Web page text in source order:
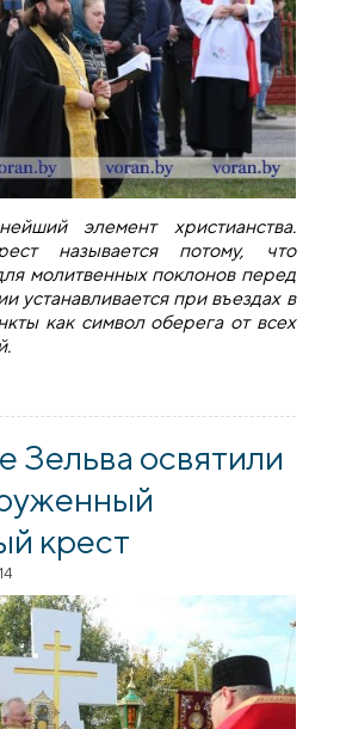
элемент христианства.
называется потому, что
молитвенных поклонов перед
устанавливается при въездах в
как символ оберега от всех
Христова установили
кресты
Зельва освятили
крест